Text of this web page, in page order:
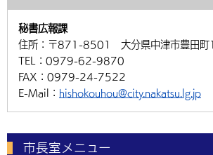
秘書広報課
住所： 〒871-8501 大分県中津市豊田町
TEL： 0979-62-9870
FAX： 0979-24-7522
E-Mail： hishokouhou@city.nakatsu.lg.jp
市長室メニュー